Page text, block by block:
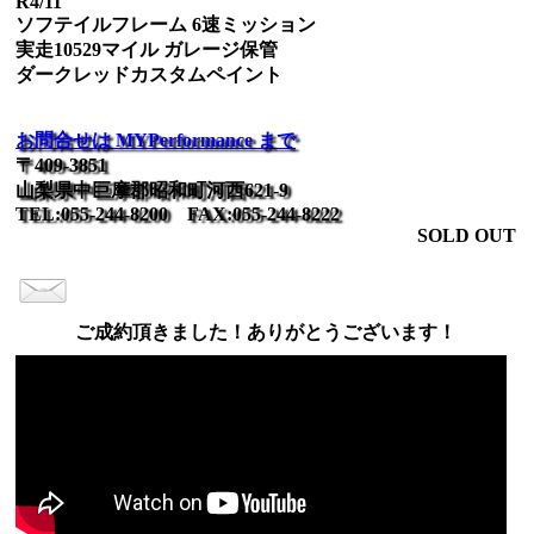
ソフテイルフレーム 6速ミッション
実走10529マイル ガレージ保管
ダークレッドカスタムペイント
お問合せは MYPerformance まで
〒409-3851
山梨県中巨摩郡昭和町河西621-9
TEL:055-244-8200 FAX:055-244-8222
SOLD OUT
ご成約頂きました！ありがとうございます！